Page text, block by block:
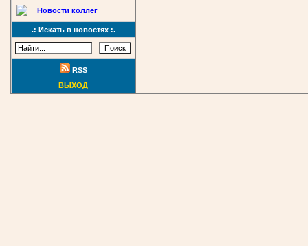
Новости коллег
.: Искать в новостях :.
RSS
ВЫХОД